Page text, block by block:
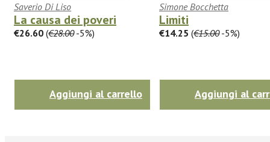
Saverio Di Liso
La causa dei poveri
€26.60 (€28.00-5%)
Aggiungi al carrello
Simone Bocchetta
Limiti
€14.25 (€15.00-5%)
Aggiungi al